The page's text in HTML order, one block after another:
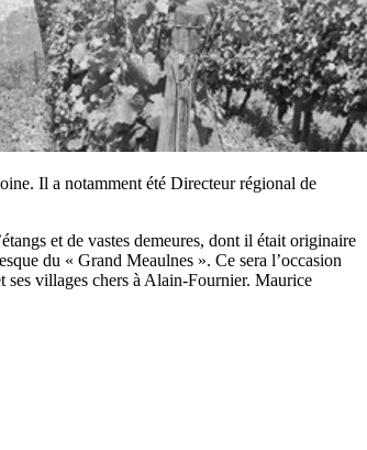
Il a notamment été Directeur régional de
et de vastes demeures, dont il était originaire
du « Grand Meaulnes ». Ce sera l’occasion
ses villages chers à Alain-Fournier. Maurice